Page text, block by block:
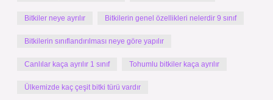
Bitkiler neye ayrılır Bitkilerin genel özellikleri nelerdir 9 sınıf
Bitkilerin sınıflandırılması neye göre yapılır
Canlılar kaça ayrılır 1 sınıf Tohumlu bitkiler kaça ayrılır
Ülkemizde kaç çeşit bitki türü vardır